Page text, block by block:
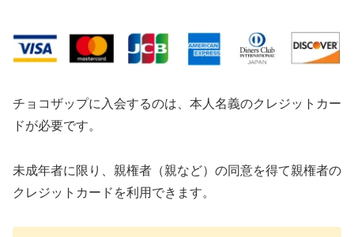
チョコザップに入会するのは、本人名義のクレジットカー
ドが必要です。
未成年者に限り、親権者（親など）の同意を得て親権者の
クレジットカードを利用できます。